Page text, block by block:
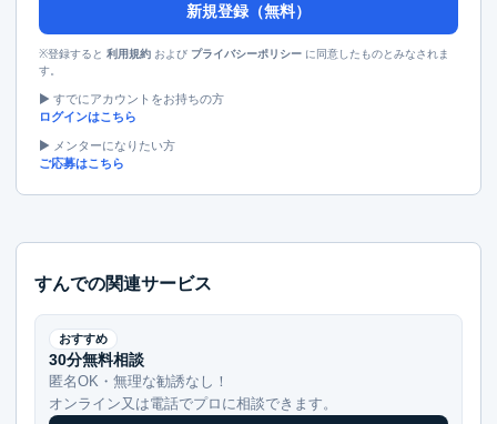
すんでの関連サービス
おすすめ
30分無料相談
匿名OK・無理な勧誘なし！
オンライン又は電話でプロに相談できます。
新規登録（無料）
※登録すると 利用規約 および プライバシーポリシー に同意したものとみなされま
す。
▶︎ すでにアカウントをお持ちの方
ログインはこちら
▶︎ メンターになりたい方
ご応募はこちら